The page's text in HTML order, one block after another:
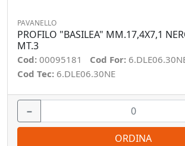
PAVANELLO
PROFILO "BASILEA" MM.17,4X7,1
MT.3
Cod: 00095181 Cod For:
Cod Tec: 6.DLE06.30NE
−
ORDINA